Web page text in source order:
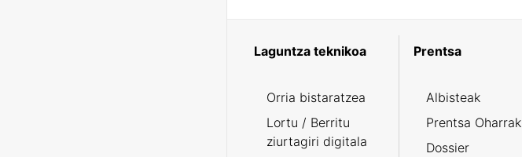
Laguntza teknikoa
Orria bistaratzea
Lortu / Berritu
ziurtagiri digitala
Prentsa
Albisteak
Prentsa Oharrak
Dossier